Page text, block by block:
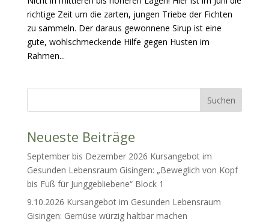
richtige Zeit um die zarten, jungen Triebe der Fichten
zu sammeln. Der daraus gewonnene Sirup ist eine
gute, wohlschmeckende Hilfe gegen Husten im
Rahmen...
Neueste Beiträge
September bis Dezember 2026 Kursangebot im
Gesunden Lebensraum Gisingen: „Beweglich von Kopf
bis Fuß für Junggebliebene“ Block 1
9.10.2026 Kursangebot im Gesunden Lebensraum
Gisingen: Gemüse würzig haltbar machen